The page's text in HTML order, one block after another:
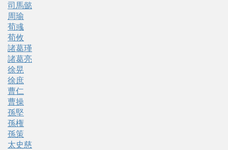
司馬懿
周瑜
荀彧
荀攸
諸葛瑾
諸葛亮
徐晃
徐庶
曹仁
曹操
孫堅
孫権
孫策
太史慈